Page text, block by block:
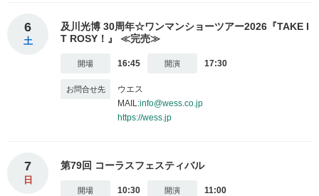
6
土
及川光博 30周年☆ワンマンショーツアー2026『TAKE I
T ROSY！』 ≪完売≫
16:45 17:30
ウエス
MAIL:info@wess.co.jp
https://wess.jp
7
日
第79回 コーラスフェスティバル
10:30 11:00